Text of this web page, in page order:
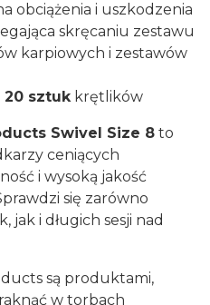
obciążenia i uszkodzenia
skręcaniu zestawu
karpiowych i zestawów
20 sztukkrętlików
Swivel Size 8 to
ceniących
i wysoką jakość
się zarówno
jak i długich sesji nad
są produktami,
w torbach